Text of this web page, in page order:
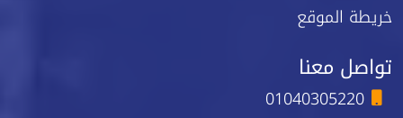
خريطة الموقع
تواصل معنا
01040305220